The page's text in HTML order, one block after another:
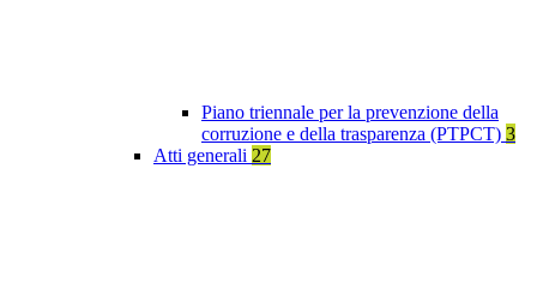
Piano triennale per la prevenzione della
corruzione e della trasparenza (PTPCT) 3
Atti generali 27